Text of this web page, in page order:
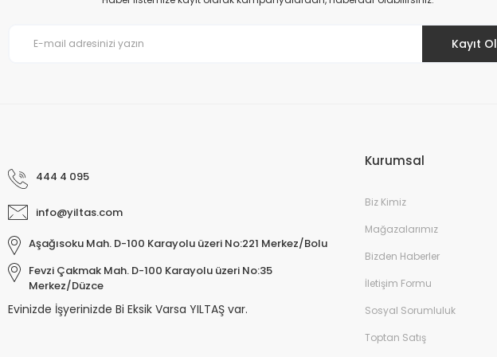
Kayıt Ol
444 4 095
info@yiltas.com
Aşağısoku Mah. D-100 Karayolu üzeri No:221 Merkez/Bolu
Fevzi Çakmak Mah. D-100 Karayolu üzeri No:35
Merkez/Düzce
Evinizde İşyerinizde Bi Eksik Varsa YILTAŞ var.
Kurumsal
Biz Kimiz
Mağazalarımız
Bizden Haberler
İletişim Formu
Sosyal Sorumluluk
Toptan Satış